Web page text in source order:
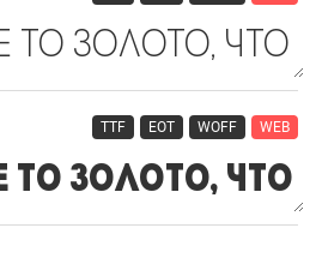
TTF EOT WOFF WEB